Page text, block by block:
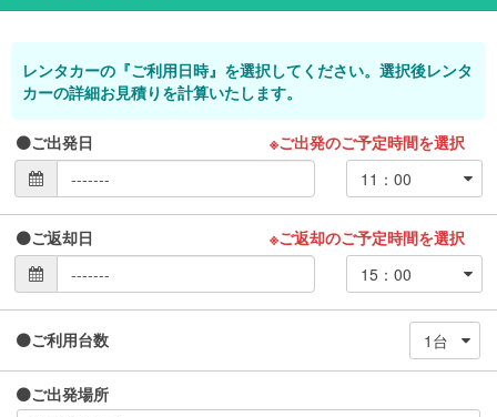
レンタカーの『ご利用日時』を選択してください。選択後レンタ
カーの詳細お見積りを計算いたします。
ご出発日 ※ご出発のご予定時間を選択
ご返却日 ※ご返却のご予定時間を選択
ご利用台数
ご出発場所